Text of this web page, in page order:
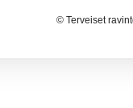
© Terveiset